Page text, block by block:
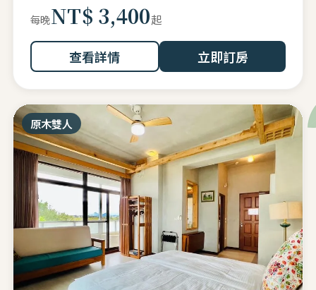
每晚NT$ 3,400起
查看詳情 立即訂房
原木雙人